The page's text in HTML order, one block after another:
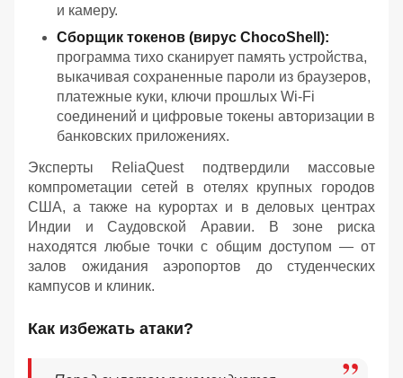
и камеру.
Сборщик токенов (вирус ChocoShell):
программа тихо сканирует память устройства,
выкачивая сохраненные пароли из браузеров,
платежные куки, ключи прошлых Wi-Fi
соединений и цифровые токены авторизации в
банковских приложениях.
Эксперты ReliaQuest подтвердили массовые
компрометации сетей в отелях крупных городов
США, а также на курортах и в деловых центрах
Индии и Саудовской Аравии. В зоне риска
находятся любые точки с общим доступом — от
залов ожидания аэропортов до студенческих
кампусов и клиник.
Как избежать атаки?